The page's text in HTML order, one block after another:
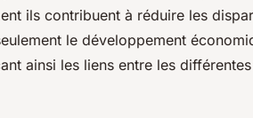
ils contribuent à réduire les
le développement
ainsi les liens entre les différentes